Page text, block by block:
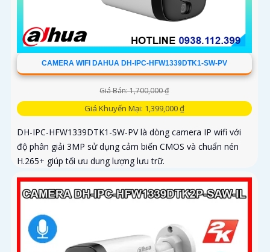
CAMERA WIFI DAHUA DH-IPC-HFW1339DTK1-SW-PV
Giá Bán: 1,700,000 ₫
Giá Khuyến Mại: 1,399,000 ₫
DH-IPC-HFW1339DTK1-SW-PV là dòng camera IP wifi với
độ phân giải 3MP sử dụng cảm biến CMOS và chuẩn nén
H.265+ giúp tối ưu dung lượng lưu trữ.